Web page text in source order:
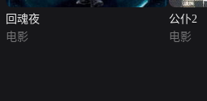
回魂夜
电影
公仆2
电影